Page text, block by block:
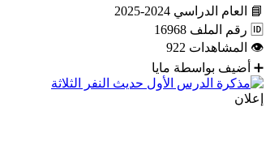
📘 العام الدراسي 2024-2025
🆔 رقم الملف 16968
👁 المشاهدات 922
➕ أضيف بواسطة مايا
إعلان